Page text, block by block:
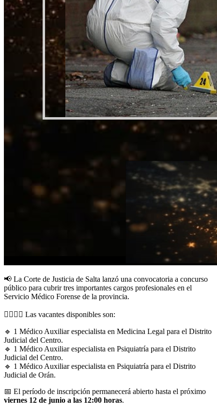
📢 La Corte de Justicia de Salta lanzó una convocatoria a concurso
público para cubrir tres importantes cargos profesionales en el
Servicio Médico Forense de la provincia.
👨‍⚕️👩‍⚕️ Las vacantes disponibles son:
🔹 1 Médico Auxiliar especialista en Medicina Legal para el Distrito
Judicial del Centro.
🔹 1 Médico Auxiliar especialista en Psiquiatría para el Distrito
Judicial del Centro.
🔹 1 Médico Auxiliar especialista en Psiquiatría para el Distrito
Judicial de Orán.
📅 El período de inscripción permanecerá abierto hasta el próximo
viernes 12 de junio a las 12:00 horas.